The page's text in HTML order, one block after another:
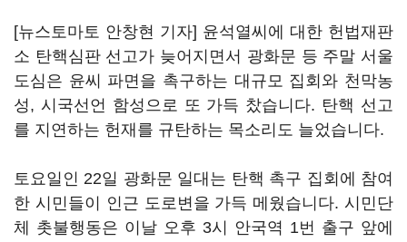
[뉴스토마토 안창현 기자] 윤석열씨에 대한 헌법재판
소 탄핵심판 선고가 늦어지면서 광화문 등 주말 서울
도심은 윤씨 파면을 촉구하는 대규모 집회와 천막농
성, 시국선언 함성으로 또 가득 찼습니다. 탄핵 선고
를 지연하는 헌재를 규탄하는 목소리도 늘었습니다.
토요일인 22일 광화문 일대는 탄핵 촉구 집회에 참여
한 시민들이 인근 도로변을 가득 메웠습니다. 시민단
체 촛불행동은 이날 오후 3시 안국역 1번 출구 앞에